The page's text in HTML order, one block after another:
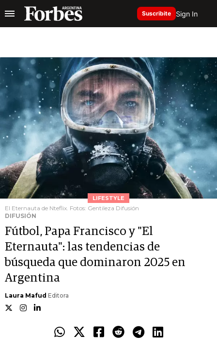
Suscribite Sign In
LIFESTYLE
El Eternauta de Nteflix. Fotos: Gentileza Difusión
DIFUSIÓN
Fútbol, Papa Francisco y "El
Eternauta": las tendencias de
búsqueda que dominaron 2025 en
Argentina
Laura Mafud Editora